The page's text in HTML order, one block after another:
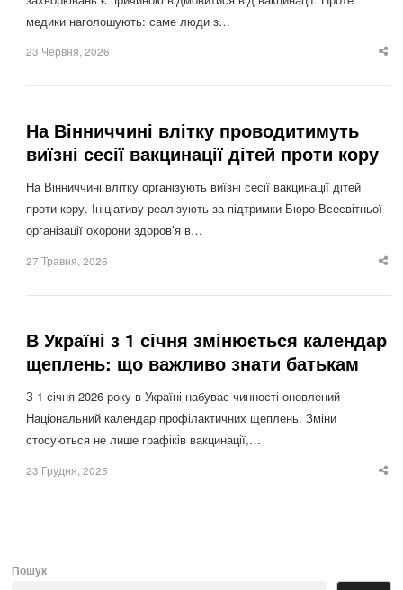
медики наголошують: саме люди з…
23 Червня, 2026
На Вінниччині влітку проводитимуть
виїзні сесії вакцинації дітей проти кору
На Вінниччині влітку організують виїзні сесії вакцинації дітей
проти кору. Ініціативу реалізують за підтримки Бюро Всесвітньої
організації охорони здоров’я в…
27 Травня, 2026
В Україні з 1 січня змінюється календар
щеплень: що важливо знати батькам
З 1 січня 2026 року в Україні набуває чинності оновлений
Національний календар профілактичних щеплень. Зміни
стосуються не лише графіків вакцинації,…
23 Грудня, 2025
Пошук